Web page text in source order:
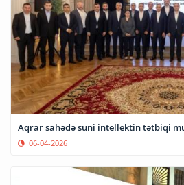
Aqrar sahədə süni intellektin tətbiqi
06-04-2026